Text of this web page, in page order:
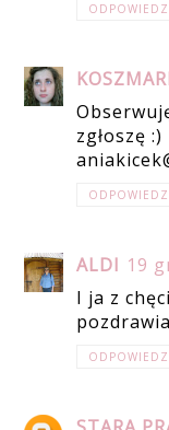
ODPOWIEDZ
zgłoszę :)
ODPOWIEDZ
ALDI 19
I ja z
ODPOWIEDZ